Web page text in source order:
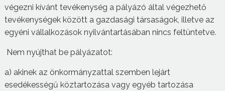
végezni kívánt tevékenység a pályázó által végezhető
tevékenységek között a gazdasági társaságok, illetve az
egyéni vállalkozások nyilvántartásában nincs feltüntetve.
Nem nyújthat be pályázatot:
a) akinek az önkormányzattal szemben lejárt
esedékességű köztartozása vagy egyéb tartozása